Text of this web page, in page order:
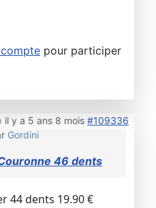
pour participer
il y a 5 ans 8 mois #109336
Gordini
46 dents
44 dents 19.90 €